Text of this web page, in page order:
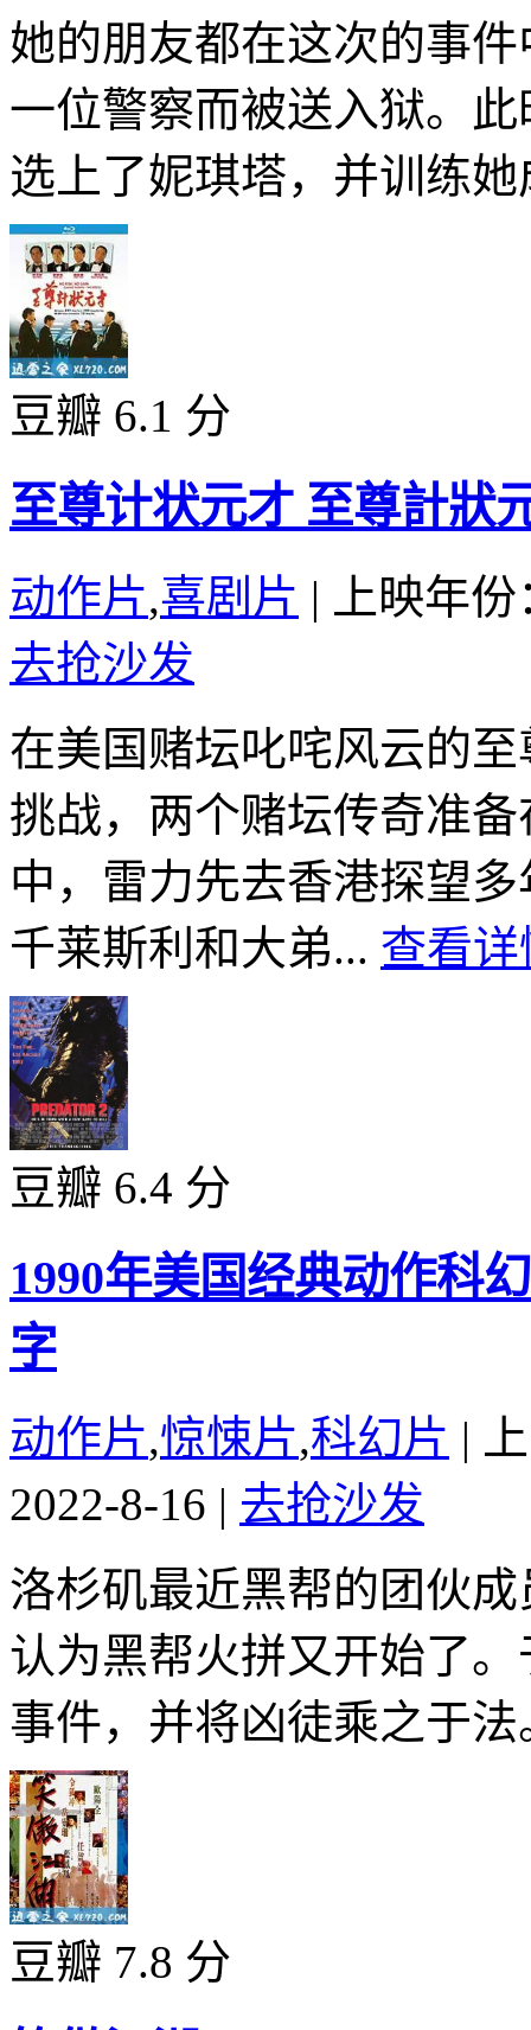
她的朋友都在这次的事
一位警察而被送入狱。
选上了妮琪塔，并训练
豆瓣 6.1 分
至尊计状元才 至尊計狀
动作片,喜剧片 |
上映年
去抢沙发
在美国赌坛叱咤风云的
挑战，两个赌坛传奇准
中，雷力先去香港探望
千莱斯利和大弟... 查看详
豆瓣 6.4 分
1990年美国经典动作科
字
动作片,惊悚片,科幻片 |
2022-8-16 | 去抢沙发
洛杉矶最近黑帮的团伙
认为黑帮火拼又开始了
事件，并将凶徒乘之于
豆瓣 7.8 分